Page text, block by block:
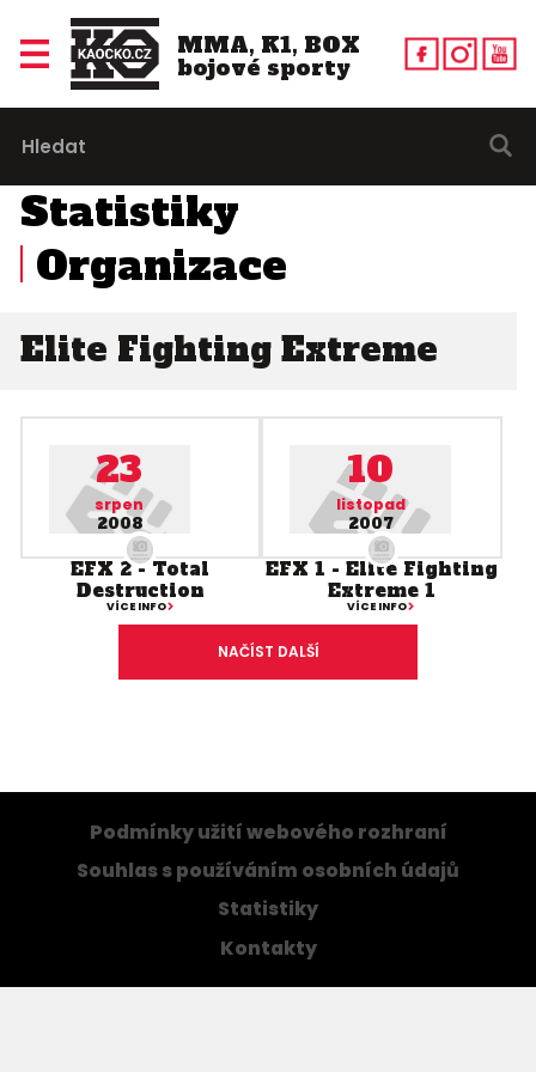
MMA, K1, BOX
bojové sporty
Statistiky
Organizace
Elite Fighting Extreme
23
srpen
2008
EFX 2 - Total
Destruction
VÍCE INFO
10
listopad
2007
EFX 1 - Elite Fighting
Extreme 1
VÍCE INFO
NAČÍST DALŠÍ
Podmínky užití webového rozhraní
Souhlas s používáním osobních údajů
Statistiky
Kontakty